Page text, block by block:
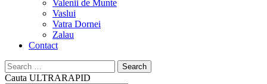
Valenii de Munte
Vaslui
Vatra Dornei
Zalau
Contact
Search
for:
Cauta ULTRARAPID